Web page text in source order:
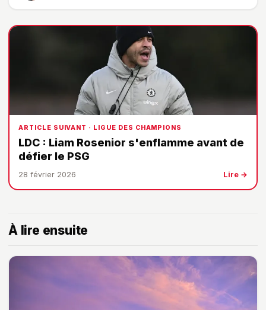
ARTICLE SUIVANT · LIGUE DES CHAMPIONS
LDC : Liam Rosenior s'enflamme avant de
défier le PSG
28 février 2026 Lire →
À lire ensuite